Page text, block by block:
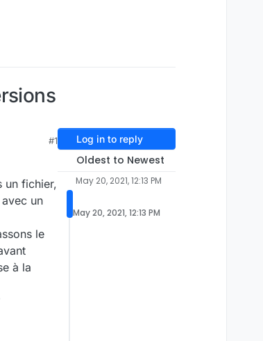
#1
un fichier,
un
le
à la
Log in to reply
Oldest to Newest
May 20, 2021, 12:13 PM
May 20, 2021, 12:13 PM